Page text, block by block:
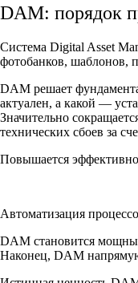
DAM: порядок
Система Digital Asset
фотобанков, шаблонов,
DAM решает
актуален, а какой —
Значительно
технических сбоев за
Повышается
Автоматизация
DAM становится
Наконец, DAM